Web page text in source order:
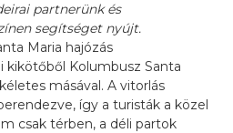
partnerünk és
segítséget nyújt.
Maria hajózás
kikötőből Kolumbusz Santa
másával. A vitorlás
így a turisták a közel
csak térben, a déli partok